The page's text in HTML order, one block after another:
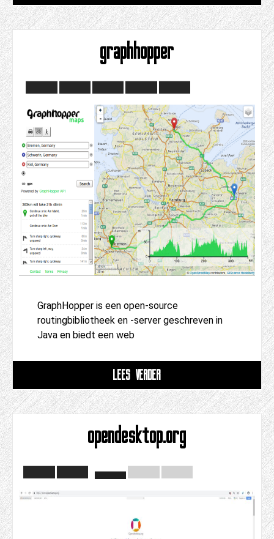
graphhopper
GraphHopper is een open-source
routingbibliotheek en -server geschreven in
Java en biedt een web
LEES VERDER
opendesktop.org